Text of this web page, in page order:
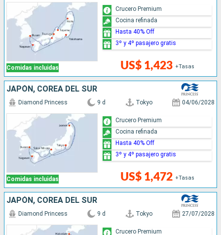
Comidas incluidas US$ 1,423 +Tasas
Crucero Premium
Cocina refinada
Hasta 40% Off
3º y 4º pasajero gratis
JAPÓN, COREA DEL SUR
Comidas incluidas
Diamond Princess 9 d Tokyo 04/06/2028
US$ 1,472 +Tasas
Crucero Premium
Cocina refinada
Hasta 40% Off
3º y 4º pasajero gratis
JAPÓN, COREA DEL SUR
Diamond Princess 9 d Tokyo 27/07/2028
Crucero Premium